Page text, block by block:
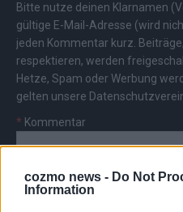
cozmo news - Do Not
Information
Bitte nutze deinen Klarnamen
gültige E-Mail-Adresse (wird
jeden Kommentar kurz.
respektieren, werden
Hetze, Spam oder Werbung
gelten unsere
* Kommentar